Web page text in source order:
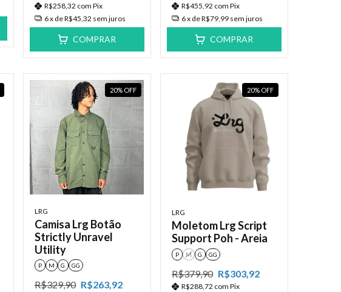
R$258,32 com Pix
6x deR$45,32 sem juros
COMPRAR
R$455,92 com Pix
6x deR$79,99 sem juros
COMPRAR
20% OFF
LRG
Camisa Lrg Botão
Strictly Unravel
Utility
P M G GG
R$329,90 R$263,92
20% OFF
LRG
Moletom Lrg Script
Support Poh - Areia
P M G GG
R$379,90 R$303,92
R$288,72 com Pix